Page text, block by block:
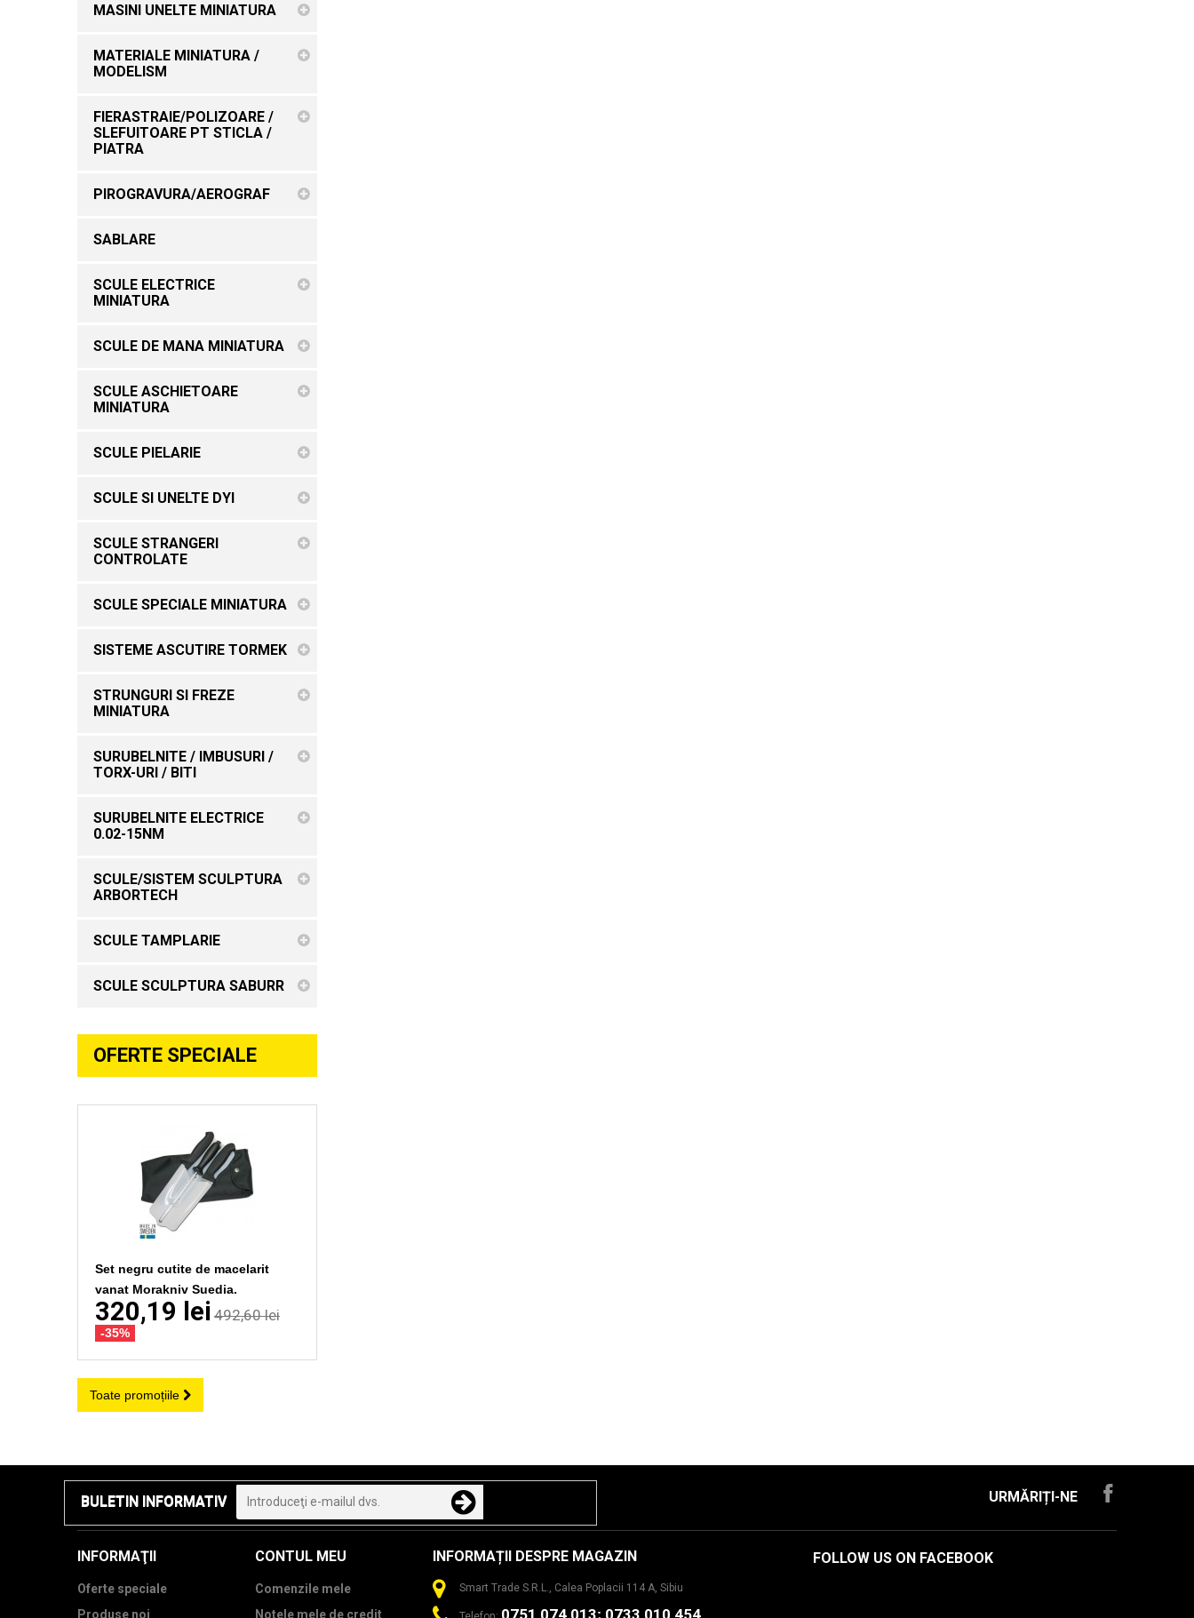
MASINI UNELTE MINIATURA
MATERIALE MINIATURA /
MODELISM
FIERASTRAIE/POLIZOARE /
SLEFUITOARE PT STICLA /
PIATRA
PIROGRAVURA/AEROGRAF
SABLARE
SCULE ELECTRICE
MINIATURA
SCULE DE MANA MINIATURA
SCULE ASCHIETOARE
MINIATURA
SCULE PIELARIE
SCULE SI UNELTE DYI
SCULE STRANGERI
CONTROLATE
SCULE SPECIALE MINIATURA
SISTEME ASCUTIRE TORMEK
STRUNGURI SI FREZE
MINIATURA
SURUBELNITE / IMBUSURI /
TORX-URI / BITI
SURUBELNITE ELECTRICE
0.02-15NM
SCULE/SISTEM SCULPTURA
ARBORTECH
SCULE TAMPLARIE
SCULE SCULPTURA SABURR
OFERTE SPECIALE
Set negru cutite de macelarit
vanat Morakniv Suedia.
320,19 lei 492,60 lei
-35%
Toate promoțiile
BULETIN INFORMATIV URMĂRIȚI-NE
INFORMAŢII
Oferte speciale
Produse noi
CONTUL MEU
Comenzile mele
Notele mele de credit
INFORMAȚII DESPRE MAGAZIN
Smart Trade S.R.L., Calea Poplacii 114 A, Sibiu
0751 074 013; 0733 010 454
FOLLOW US ON FACEBOOK